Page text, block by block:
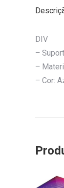
DIV
–
–
– Cor: